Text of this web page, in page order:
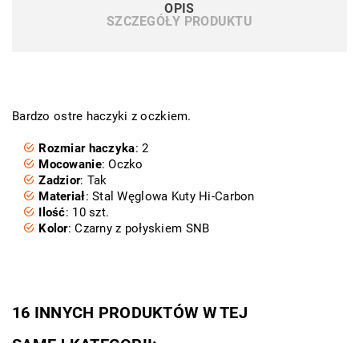
OPIS
SZCZEGÓŁY PRODUKTU
Bardzo ostre haczyki z oczkiem.
Rozmiar haczyka: 2
Mocowanie: Oczko
Zadzior: Tak
Materiał: Stal Węglowa Kuty Hi-Carbon
Ilość: 10 szt.
Kolor: Czarny z połyskiem SNB
16 INNYCH PRODUKTÓW W TEJ